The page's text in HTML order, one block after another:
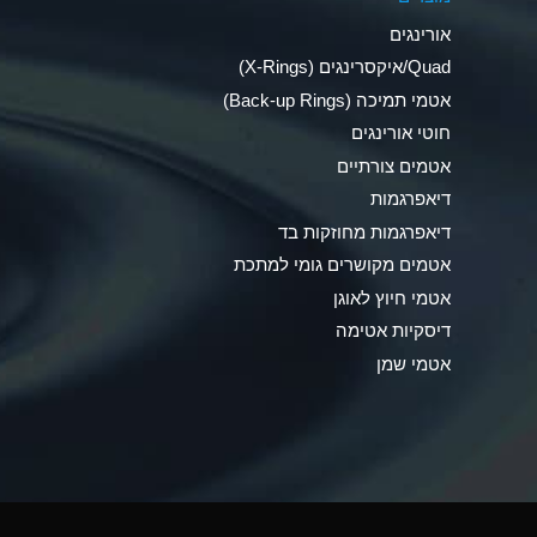
Ammonia Gas (hot)
Ammonium Carbonate (Aqueous)
Ammonium Chloride (Aqueous)
Ammonium Hydroxide (conc.)
Ammonium Nitrate (Aqueous)
Ammonium Nitrite (Aqueous)
Ammonium Sulfate (Aqueous)
אורינגים
Quad/איקסרינגים (X-Rings)
אטמי תמיכה (Back-up Rings)
חוטי אורינגים
אטמים צורתיים
דיאפרגמות
דיאפרגמות מחוזקות בד
אטמים מקושרים גומי למתכת
אטמי חיוץ לאוגן
דיסקיות אטימה
אטמי שמן